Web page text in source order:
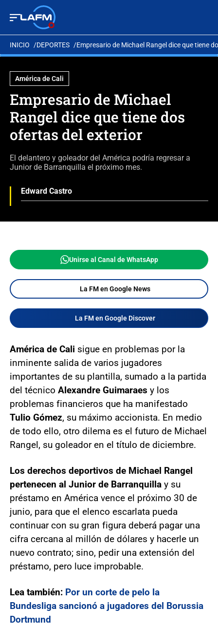
INICIO DEPORTES Empresario de Michael Rangel dice que tiene
América de Cali
Empresario de Michael
Rangel dice que tiene dos
ofertas del exterior
El delantero y goleador del América podría regresar a
Junior de Barranquilla el próximo mes.
Edward Castro
Unirse al Canal de WhatsApp
La FM en Google News
La FM en Google Discover
América de Cali sigue en problemas por la
inminente salida de varios jugadores
importantes de su plantilla, sumado a la partida
del técnico Alexandre Guimaraes y los
problemas financieros que ha manifestado
Tulio Gómez, su máximo accionista. En medio
de todo ello, otro dilema es el futuro de Michael
Rangel, su goleador en el título de diciembre.
Los derechos deportivos de Michael Rangel
pertenecen al Junior de Barranquilla y su
préstamo en América vence el próximo 30 de
junio, para que el elenco escarlata pueda
continuar con su gran figura deberá pagar una
cifra cercana al millón de dólares y hacerle un
nuevo contrato; sino, pedir una extensión del
préstamo, pero luce improbable.
Lea también: Por un corte de pelo la
Bundesliga sancionó a jugadores del Borussia
Dortmund